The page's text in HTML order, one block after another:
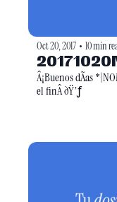
Oct 20, 2017 • 10 min
Â¡Buenos dÃ­as
el finÂ ðŸ’ƒ